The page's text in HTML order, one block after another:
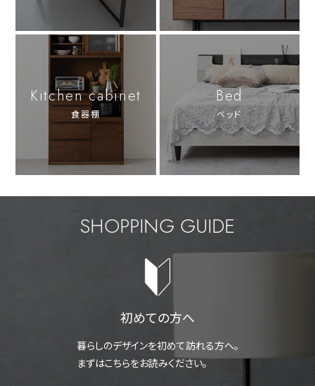
Kitchen cabinet
食器棚
Bed
ベッド
SHOPPING GUIDE
初めての方へ
暮らしのデザインを初めて訪れる方へ。
まずはこちらをお読みください。